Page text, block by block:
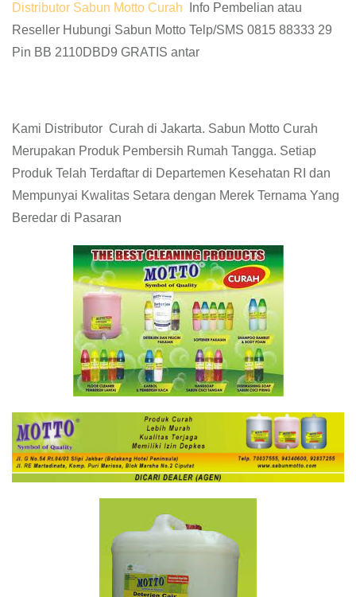
Distributor Sabun Motto Curah
Info Pembelian atau
Reseller Hubungi Sabun Motto Telp/SMS 0815 88333 29
Pin BB 2110DBD9 GRATIS antar
Kami Distributor Curah di Jakarta. Sabun Motto Curah
Merupakan Produk Pembersih Rumah Tangga. Setiap
Produk Telah Terdaftar di Departemen Kesehatan RI dan
Mempunyai Kwalitas Setara dengan Merek Ternama Yang
Beredar di Pasaran